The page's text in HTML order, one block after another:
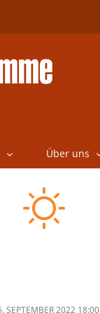
Über uns
SEPTEMBER 2022 18:00